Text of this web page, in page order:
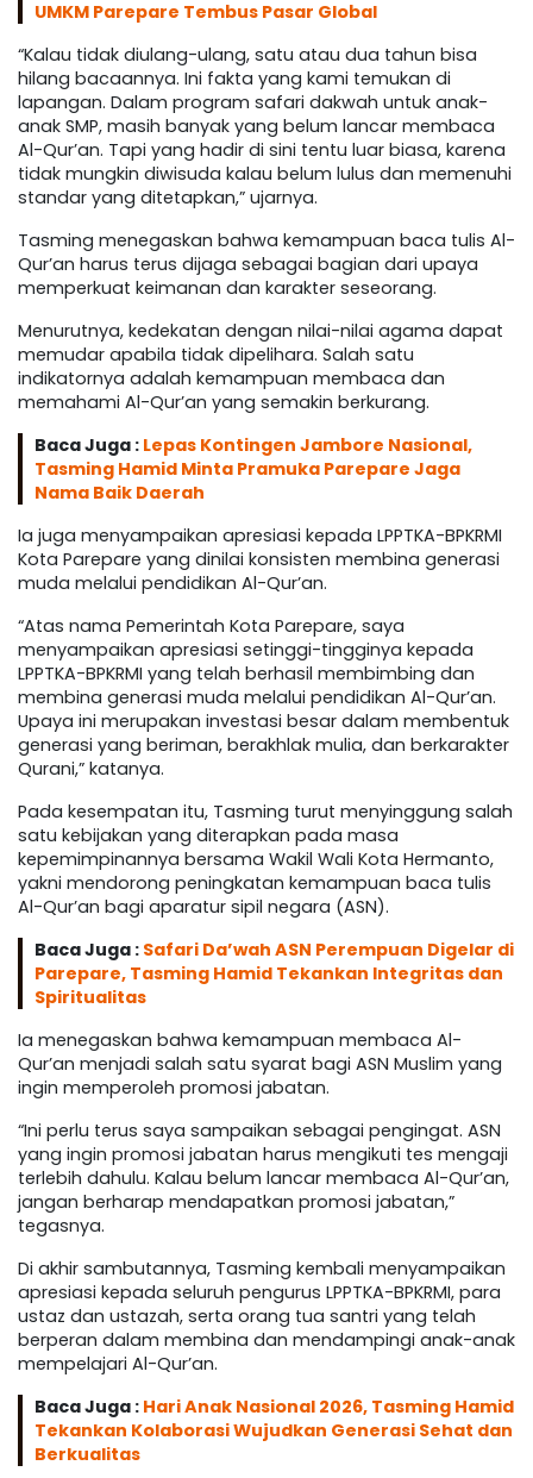
UMKM Parepare Tembus Pasar Global
“Kalau tidak diulang-ulang, satu atau dua tahun bisa
hilang bacaannya. Ini fakta yang kami temukan di
lapangan. Dalam program safari dakwah untuk anak-
anak SMP, masih banyak yang belum lancar membaca
Al-Qur’an. Tapi yang hadir di sini tentu luar biasa, karena
tidak mungkin diwisuda kalau belum lulus dan memenuhi
standar yang ditetapkan,” ujarnya.
Tasming menegaskan bahwa kemampuan baca tulis Al-
Qur’an harus terus dijaga sebagai bagian dari upaya
memperkuat keimanan dan karakter seseorang.
Menurutnya, kedekatan dengan nilai-nilai agama dapat
memudar apabila tidak dipelihara. Salah satu
indikatornya adalah kemampuan membaca dan
memahami Al-Qur’an yang semakin berkurang.
Baca Juga : Lepas Kontingen Jambore Nasional,
Tasming Hamid Minta Pramuka Parepare Jaga
Nama Baik Daerah
Ia juga menyampaikan apresiasi kepada LPPTKA-BPKRMI
Kota Parepare yang dinilai konsisten membina generasi
muda melalui pendidikan Al-Qur’an.
“Atas nama Pemerintah Kota Parepare, saya
menyampaikan apresiasi setinggi-tingginya kepada
LPPTKA-BPKRMI yang telah berhasil membimbing dan
membina generasi muda melalui pendidikan Al-Qur’an.
Upaya ini merupakan investasi besar dalam membentuk
generasi yang beriman, berakhlak mulia, dan berkarakter
Qurani,” katanya.
Pada kesempatan itu, Tasming turut menyinggung salah
satu kebijakan yang diterapkan pada masa
kepemimpinannya bersama Wakil Wali Kota Hermanto,
yakni mendorong peningkatan kemampuan baca tulis
Al-Qur’an bagi aparatur sipil negara (ASN).
Baca Juga : Safari Da’wah ASN Perempuan Digelar di
Parepare, Tasming Hamid Tekankan Integritas dan
Spiritualitas
Ia menegaskan bahwa kemampuan membaca Al-
Qur’an menjadi salah satu syarat bagi ASN Muslim yang
ingin memperoleh promosi jabatan.
“Ini perlu terus saya sampaikan sebagai pengingat. ASN
yang ingin promosi jabatan harus mengikuti tes mengaji
terlebih dahulu. Kalau belum lancar membaca Al-Qur’an,
jangan berharap mendapatkan promosi jabatan,”
tegasnya.
Di akhir sambutannya, Tasming kembali menyampaikan
apresiasi kepada seluruh pengurus LPPTKA-BPKRMI, para
ustaz dan ustazah, serta orang tua santri yang telah
berperan dalam membina dan mendampingi anak-anak
mempelajari Al-Qur’an.
Baca Juga : Hari Anak Nasional 2026, Tasming Hamid
Tekankan Kolaborasi Wujudkan Generasi Sehat dan
Berkualitas